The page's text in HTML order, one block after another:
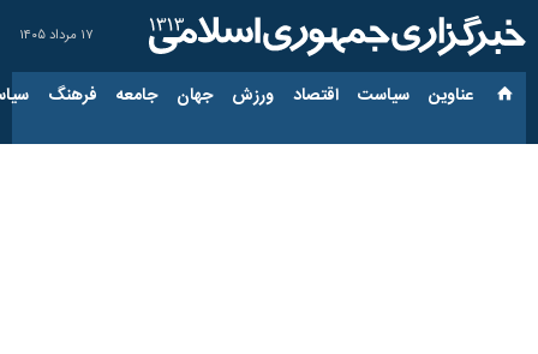
۱۷ مرداد ۱۴۰۵
عناوین‌ سیاست اقتصاد ورزش جهان جامعه فرهنگ